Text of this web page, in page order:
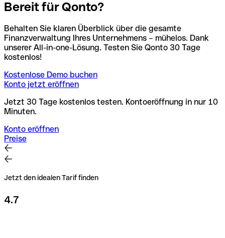
Bereit für Qonto?
Behalten Sie klaren Überblick über die gesamte
Finanzverwaltung Ihres Unternehmens – mühelos. Dank
unserer All-in-one-Lösung. Testen Sie Qonto 30 Tage
kostenlos!
Kostenlose Demo buchen
Konto jetzt eröffnen
Jetzt 30 Tage kostenlos testen. Kontoeröffnung in nur 10
Minuten.
Konto eröffnen
Preise
Jetzt den idealen Tarif finden
4.7